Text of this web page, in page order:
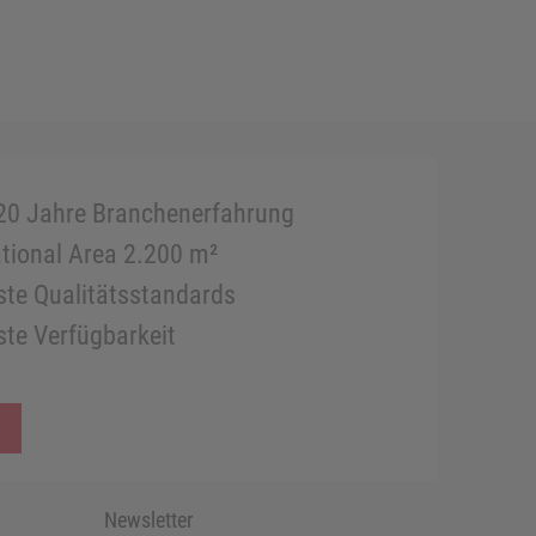
Jahre Branchenerfahrung
Area 2.200 m²
Qualitätsstandards
Verfügbarkeit
Newsletter